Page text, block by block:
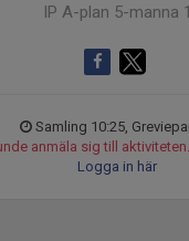
IP A-plan 5-manna 1
Samling 10:25,
anmäla sig till
Logga in här